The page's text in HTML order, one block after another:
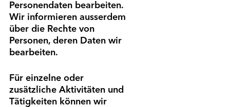
Personen­daten bearbeiten.
Wir informieren ausserdem
über die Rechte von
Personen, deren Daten wir
bearbeiten.
Für einzelne oder
zusätzliche Aktivitäten und
Tätigkeiten können wir